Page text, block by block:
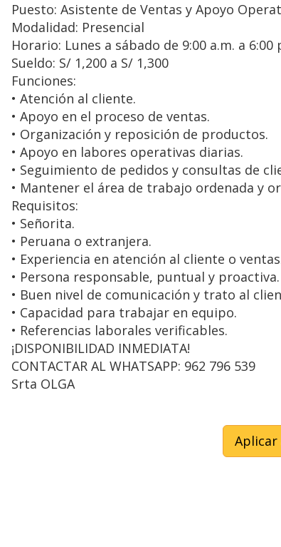
Puesto: Asistente de Ventas y Apoyo
Modalidad: Presencial
Horario: Lunes a sábado de 9:00 a.m. a 6:00
Sueldo: S/ 1,200 a S/ 1,300
Funciones:
• Atención al cliente.
• Apoyo en el proceso de ventas.
• Organización y reposición de productos.
• Apoyo en labores operativas diarias.
• Seguimiento de pedidos y consultas de
• Mantener el área de trabajo ordenada y
Requisitos:
• Señorita.
• Peruana o extranjera.
• Experiencia en atención al cliente o
• Persona responsable, puntual y proactiva.
• Buen nivel de comunicación y trato al
• Capacidad para trabajar en equipo.
• Referencias laborales verificables.
¡DISPONIBILIDAD INMEDIATA!
CONTACTAR AL WHATSAPP: 962 796 539
Srta OLGA
Aplicar